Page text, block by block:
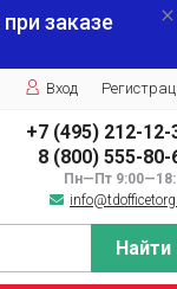
при заказе
Вход
+7 (495) 212-12-
8 (800) 555-80-
Пн—Пт
Найти